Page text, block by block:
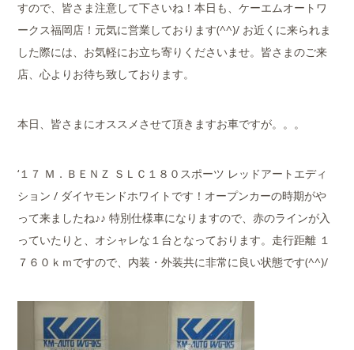
すので、皆さま注意して下さいね！本日も、ケーエムオートワ
ークス福岡店！元気に営業しております(^^)/ お近くに来られま
した際には、お気軽にお立ち寄りくださいませ。皆さまのご来
店、心よりお待ち致しております。
本日、皆さまにオススメさせて頂きますお車ですが。。。
‘１７ Ｍ．ＢＥＮＺ ＳＬＣ１８０スポーツ レッドアートエディ
ション / ダイヤモンドホワイトです！オープンカーの時期がや
って来ましたね♪♪ 特別仕様車になりますので、赤のラインが入
っていたりと、オシャレな１台となっております。走行距離 １
７６０ｋｍですので、内装・外装共に非常に良い状態です(^^)/